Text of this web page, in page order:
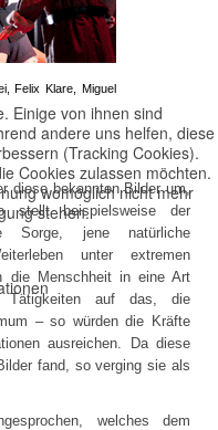
Felix Klare, Miguel
diese bekannten Bilder um,
beispielsweise der
Sorge, jene natürliche
unter extremen
die Menschheit in eine Art
Tätigkeiten auf das, die
– so würden die Kräfte
ausreichen. Da diese
fand, so verging sie als
welches dem
Einige von ihnen sind
andere uns helfen, diese
(Tracking Cookies).
Cookies zulassen möchten.
womöglich nicht mehr
stehen.